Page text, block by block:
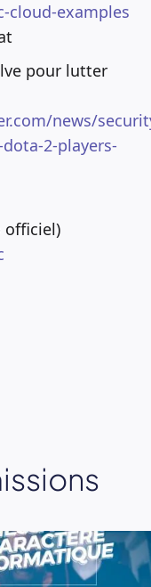
examples
pour lutter
news/
2-players-
officiel)